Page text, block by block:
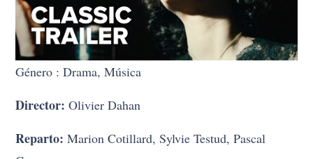
Género : Drama, Música
Director:Olivier Dahan
Reparto:Marion Cotillard, Sylvie Testud, Pascal